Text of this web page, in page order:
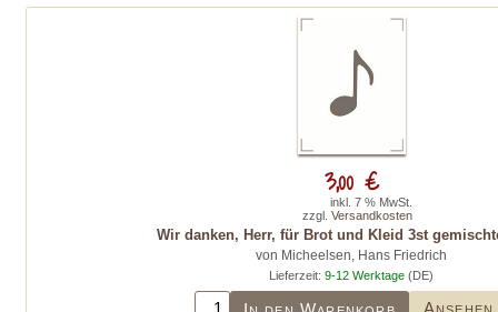
Wir danken, Herr, für Brot und Kleid 3st
von Micheelsen, Hans Friedrich
Lieferzeit: 9-12 Werktage (DE)
Ansehen
3,00 €
inkl. 7 % MwSt.
zzgl. Versandkosten